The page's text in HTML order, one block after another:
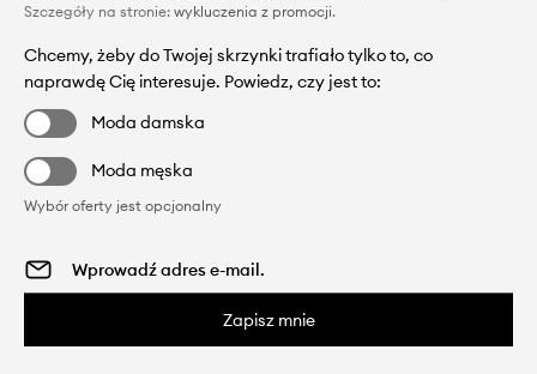
Szczegóły na stronie: wykluczenia z promocji.
Chcemy, żeby do Twojej skrzynki trafiało tylko to, co
naprawdę Cię interesuje. Powiedz, czy jest to:
Moda damska
Moda męska
Wybór oferty jest opcjonalny
Zapisz mnie